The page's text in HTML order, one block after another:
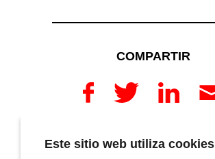
COMPARTIR
Este sitio web utiliza cookies